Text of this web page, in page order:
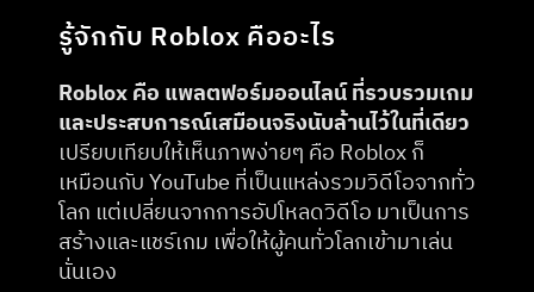
รู้จักกับ Roblox คืออะไร
Roblox คือ แพลตฟอร์มออนไลน์ ที่รวบรวมเกม
และประสบการณ์เสมือนจริงนับล้านไว้ในที่เดียว
เปรียบเทียบให้เห็นภาพง่ายๆ คือ Roblox ก็
เหมือนกับ YouTube ที่เป็นแหล่งรวมวิดีโอจากทั่ว
โลก แต่เปลี่ยนจากการอัปโหลดวิดีโอ มาเป็นการ
สร้างและแชร์เกม เพื่อให้ผู้คนทั่วโลกเข้ามาเล่น
นั่นเอง